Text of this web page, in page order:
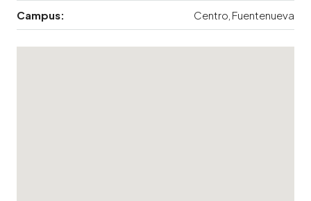
Campus: Centro, Fuentenueva